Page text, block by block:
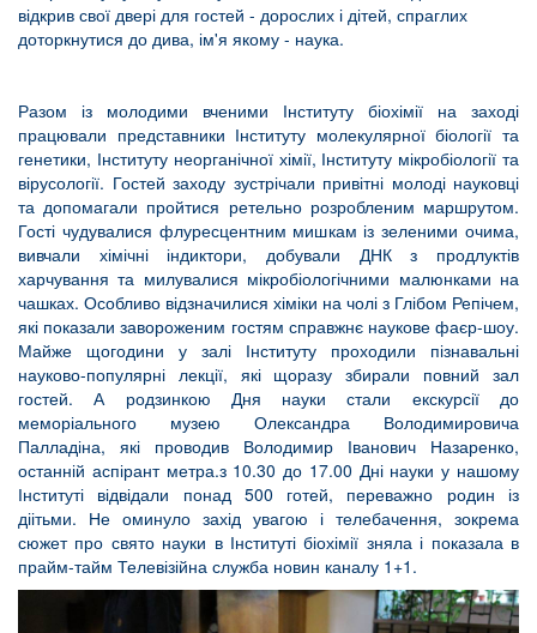
відкрив свої двері для гостей - дорослих і дітей, спраглих
доторкнутися до дива, ім'я якому - наука.
Разом із молодими вченими Інституту біохімії на заході
працювали представники Інституту молекулярної біології та
генетики, Інституту неорганічної хімії, Інституту мікробіології та
вірусології. Гостей заходу зустрічали привітні молоді науковці
та допомагали пройтися ретельно розробленим маршрутом.
Гості чудувалися флуресцентним мишкам із зеленими очима,
вивчали хімічні індиктори, добували ДНК з продлуктів
харчування та милувалися мікробіологічними малюнками на
чашках. Особливо відзначилися хіміки на чолі з Глібом Репічем,
які показали завороженим гостям справжнє наукове фаєр-шоу.
Майже щогодини у залі Інституту проходили пізнавальні
науково-популярні лекції, які щоразу збирали повний зал
гостей. А родзинкою Дня науки стали екскурсії до
меморіального музею Олександра Володимировича
Палладіна, які проводив Володимир Іванович Назаренко,
останній аспірант метра.з 10.30 до 17.00 Дні науки у нашому
Інституті відвідали понад 500 готей, переважно родин із
діітьми. Не оминуло захід увагою і телебачення, зокрема
сюжет про свято науки в Інституті біохімії зняла і показала в
прайм-тайм Телевізійна служба новин каналу 1+1.